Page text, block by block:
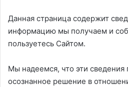
Данная страница содержит
информацию мы получаем и
пользуетесь Сайтом.
Мы надеемся, что эти сведения
осознанное решение в